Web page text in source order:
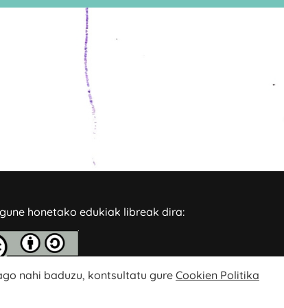
honetako edukiak libreak dira:
nahi baduzu, kontsultatu gure Cookien Politika